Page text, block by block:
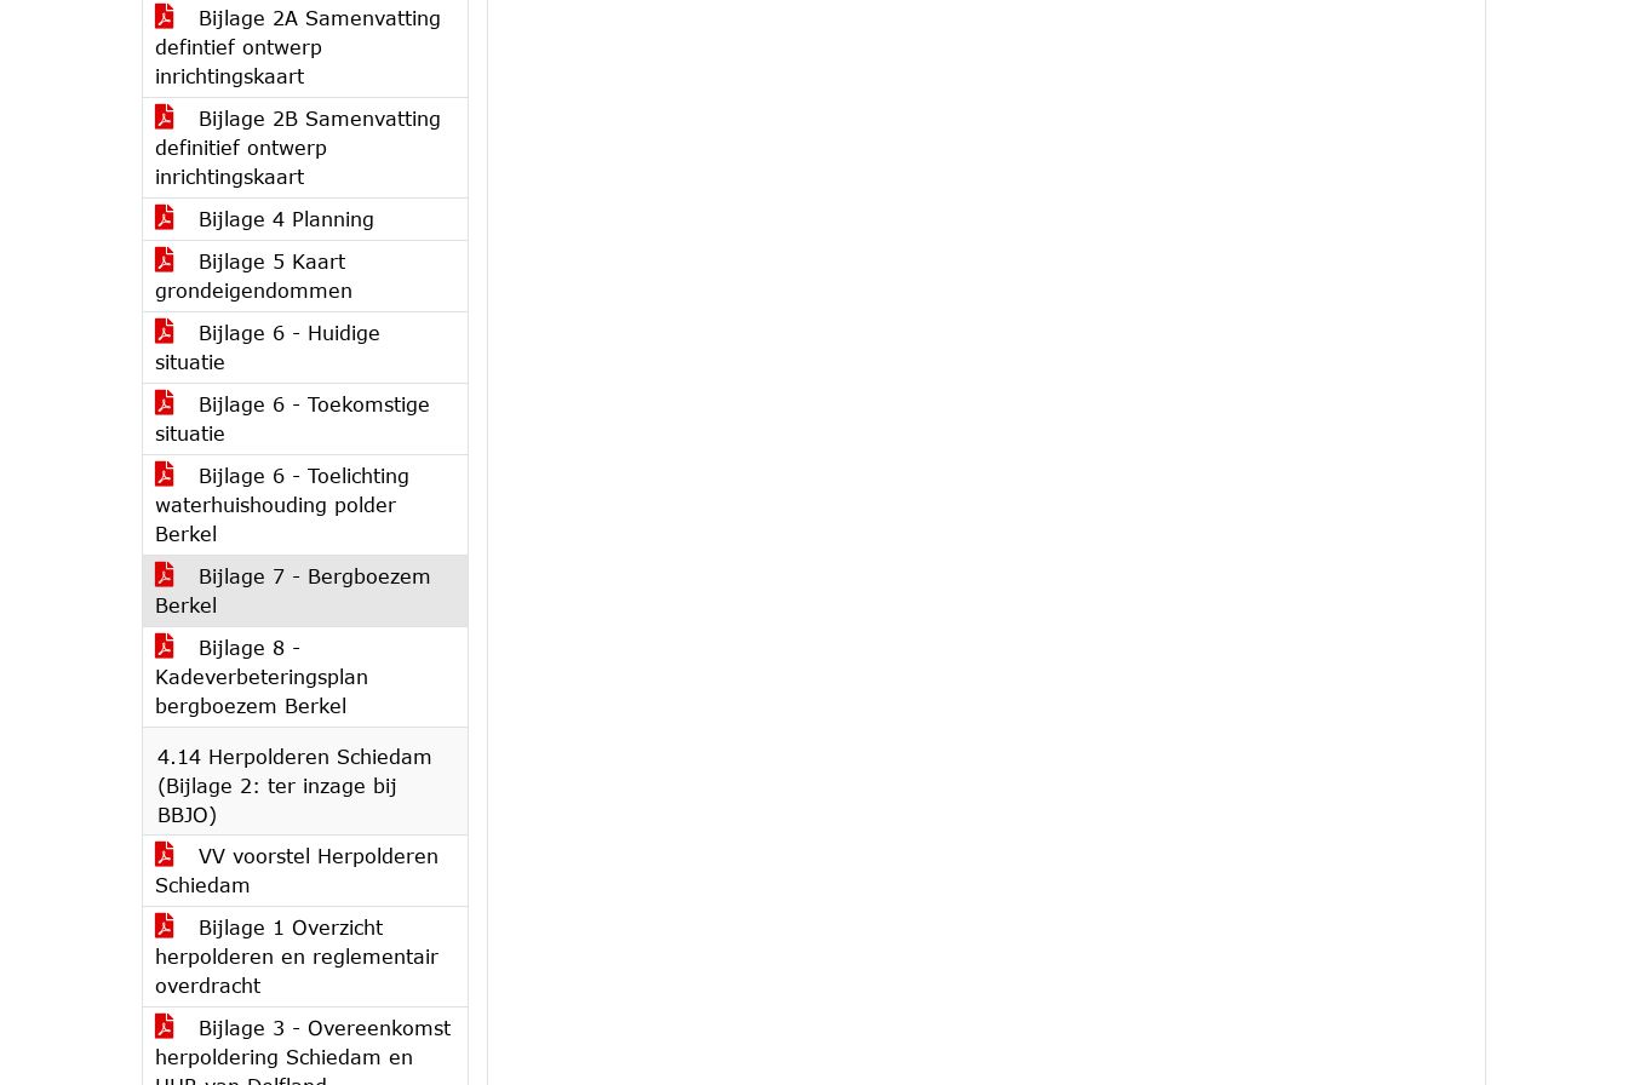
Bijlage 2A Samenvatting
defintief ontwerp
inrichtingskaart
Bijlage 2B Samenvatting
definitief ontwerp
inrichtingskaart
Bijlage 4 Planning
Bijlage 5 Kaart
grondeigendommen
Bijlage 6 - Huidige
situatie
Bijlage 6 - Toekomstige
situatie
Bijlage 6 - Toelichting
waterhuishouding polder
Berkel
Bijlage 7 - Bergboezem
Berkel
Bijlage 8 -
Kadeverbeteringsplan
bergboezem Berkel
4.14 Herpolderen Schiedam
(Bijlage 2: ter inzage bij
BBJO)
VV voorstel Herpolderen
Schiedam
Bijlage 1 Overzicht
herpolderen en reglementair
overdracht
Bijlage 3 - Overeenkomst
herpoldering Schiedam en